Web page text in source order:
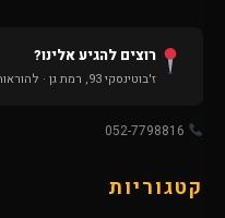
רוצים להגיע אלינו?
ז'בוטינסקי 93, רמת גן · להוראות הגעה ←
קטגוריות